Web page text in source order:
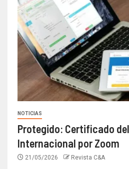
NOTICIAS
Protegido: Certificado
Internacional por Zoom
21/05/2026 Revista C&A